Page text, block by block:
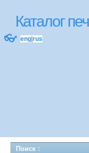
Каталог
👓 eng rus
Поиск :